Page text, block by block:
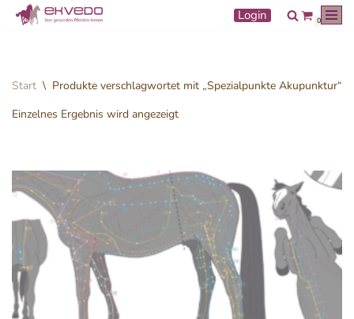
springen
Login 0
Start \ Produkte verschlagwortet mit „Spezialpunkte Akupunktur“
Einzelnes Ergebnis wird angezeigt